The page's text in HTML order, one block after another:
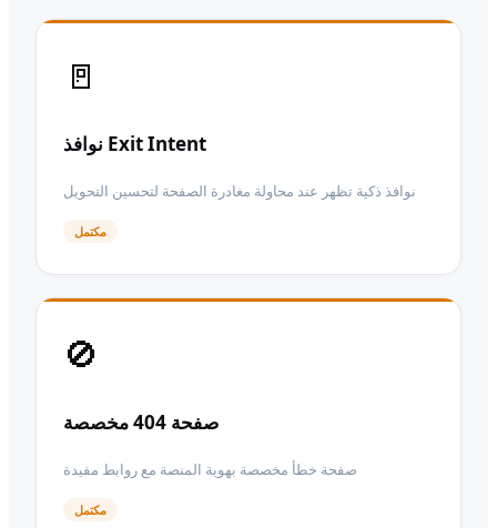
🚪
نوافذ Exit Intent
نوافذ ذكية تظهر عند محاولة مغادرة الصفحة لتحسين التحويل
مكتمل
🚫
صفحة 404 مخصصة
صفحة خطأ مخصصة بهوية المنصة مع روابط مفيدة
مكتمل